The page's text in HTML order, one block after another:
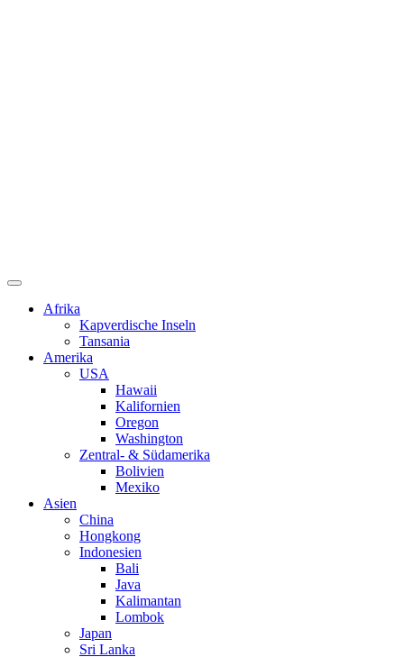
Afrika
Kapverdische Inseln
Tansania
Amerika
USA
Hawaii
Kalifornien
Oregon
Washington
Zentral- & Südamerika
Bolivien
Mexiko
Asien
China
Hongkong
Indonesien
Bali
Java
Kalimantan
Lombok
Japan
Sri Lanka